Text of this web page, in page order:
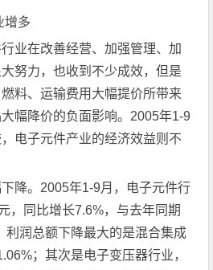
增多
在改善经营、加强管理、加
努力，也收到不少成效，但是
料、运输费用大幅提价所带来
幅降价的负面影响。2005年1-9
电子元件产业的经济效益则不
。2005年1-9月，电子元件行
，同比增长7.6%，与去年同期
利润总额下降最大的是混合集成
；其次是电子变压器行业，